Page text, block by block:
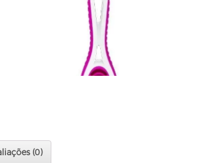
(0)